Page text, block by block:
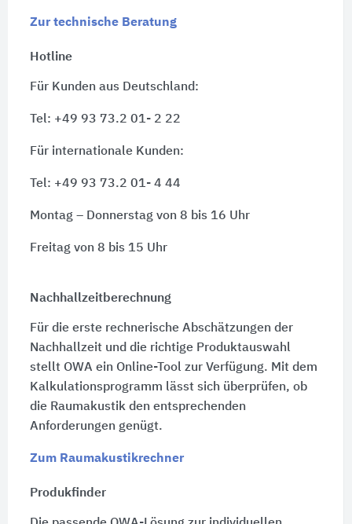
Zur technische Beratung
Hotline
Für Kunden aus Deutschland:
Tel: +49 93 73.2 01- 2 22
Für internationale Kunden:
Tel: +49 93 73.2 01- 4 44
Montag – Donnerstag von 8 bis 16 Uhr
Freitag von 8 bis 15 Uhr
Nachhallzeitberechnung
Für die erste rechnerische Abschätzungen der
Nachhallzeit und die richtige Produktauswahl
stellt OWA ein Online-Tool zur Verfügung. Mit dem
Kalkulationsprogramm lässt sich überprüfen, ob
die Raumakustik den entsprechenden
Anforderungen genügt.
Zum Raumakustikrechner
Produkfinder